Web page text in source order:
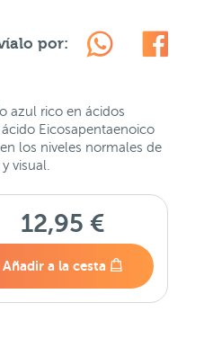
por:
azul rico en ácidos
Eicosapentaenoico
los niveles normales de
visual.
12,95 €
Añadir a la cesta